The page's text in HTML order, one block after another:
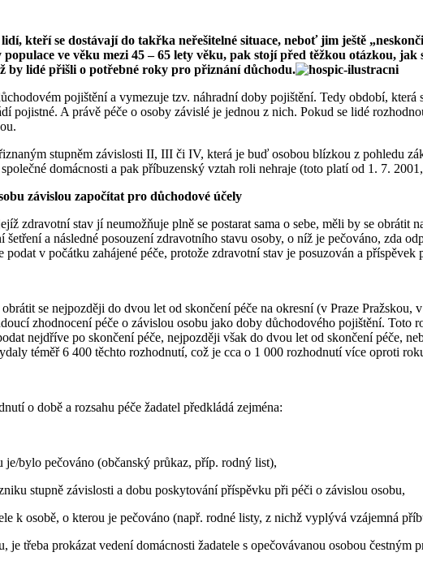
kteří se dostávají do takřka neřešitelné situace, neboť jim ještě
ve věku mezi 45 – 65 lety věku, pak stojí před těžkou otázkou,
by lidé přišli o potřebné roky pro přiznání důchodu.
pojištění a vymezuje tzv. náhradní doby pojištění. Tedy období,
pojistné. A právě péče o osoby závislé je jednou z nich. Pokud se lidé
stupněm závislosti II, III či IV, která je buď osobou blízkou z pohledu
domácnosti a pak příbuzenský vztah roli nehraje (toto platí od 1. 7.
závislou započítat pro důchodové účely
zdravotní stav jí neumožňuje plně se postarat sama o sebe, měli by se
šetření a následné posouzení zdravotního stavu osoby, o níž je pečováno, zda
v počátku zahájené péče, protože zdravotní stav je posuzován a
se nejpozději do dvou let od skončení péče na okresní (v Praze
zhodnocení péče o závislou osobu jako doby důchodového pojištění. Toto
nejdříve po skončení péče, nejpozději však do dvou let od skončení péče,
téměř 6 400 těchto rozhodnutí, což je cca o 1 000 rozhodnutí více oproti
o době a rozsahu péče žadatel předkládá zejména:
bylo pečováno (občanský průkaz, příp. rodný list),
stupně závislosti a dobu poskytování příspěvku při péči o závislou osobu,
k osobě, o kterou je pečováno (např. rodné listy, z nichž vyplývá vzájemná
je třeba prokázat vedení domácnosti žadatele s opečovávanou osobou čestným